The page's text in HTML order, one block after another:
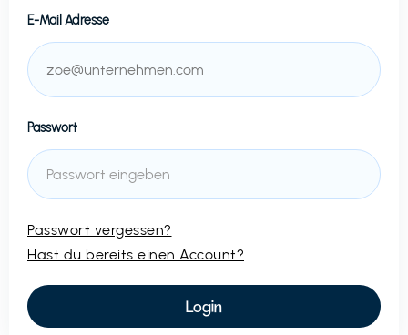
E-Mail Adresse
Passwort
Passwort vergessen?
Hast du bereits einen Account?